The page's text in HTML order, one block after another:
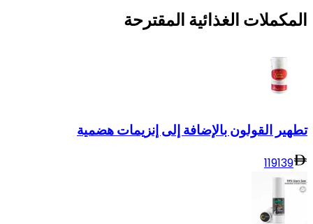
المكملات الغذائية المقترحة
تطهير القولون بالإضافة إلى إنزيمات هضمية
119139